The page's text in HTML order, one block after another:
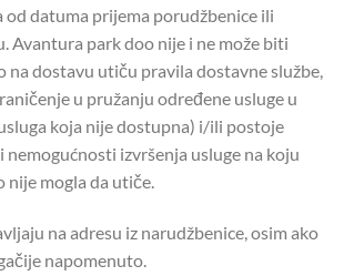
od datuma prijema porudžbenice ili
Avantura park doo nije i ne može biti
na dostavu utiču pravila dostavne službe,
u pružanju određene usluge u
koja nije dostupna) i/ili postoje
izvršenja usluge na koju
nije mogla da utiče.
na adresu iz narudžbenice, osim ako
napomenuto.